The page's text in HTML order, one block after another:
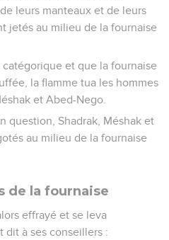
leurs manteaux et de leurs
jetés au milieu de la fournaise
et que la fournaise
la flamme tua les hommes
et Abed-Nego.
question, Shadrak, Méshak et
au milieu de la fournaise
de la fournaise
effrayé et se leva
dit à ses conseillers :